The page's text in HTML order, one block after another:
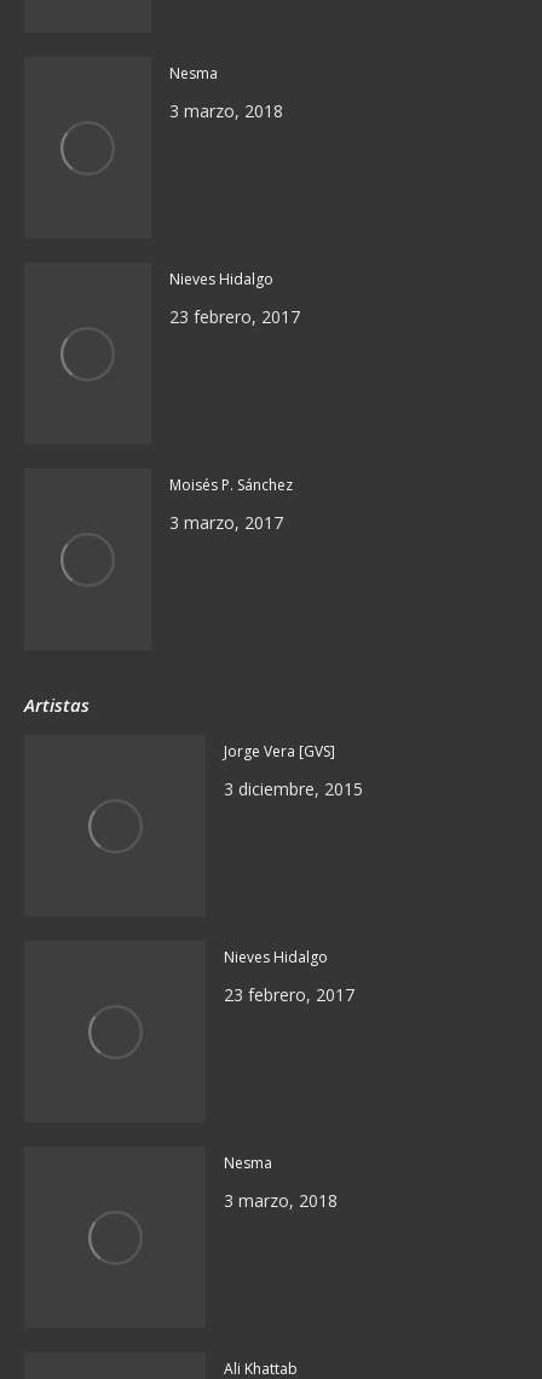
Nesma
3 marzo, 2018
Nieves Hidalgo
23 febrero, 2017
Moisés P. Sánchez
3 marzo, 2017
Artistas
Jorge Vera [GVS]
3 diciembre, 2015
Nieves Hidalgo
23 febrero, 2017
Nesma
3 marzo, 2018
Ali Khattab